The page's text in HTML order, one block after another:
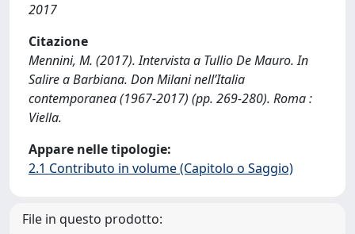
2017
Citazione
Mennini, M. (2017). Intervista a Tullio De Mauro. In
Salire a Barbiana. Don Milani nell’Italia
contemporanea (1967-2017) (pp. 269-280). Roma :
Viella.
Appare nelle tipologie:
2.1 Contributo in volume (Capitolo o Saggio)
File in questo prodotto: